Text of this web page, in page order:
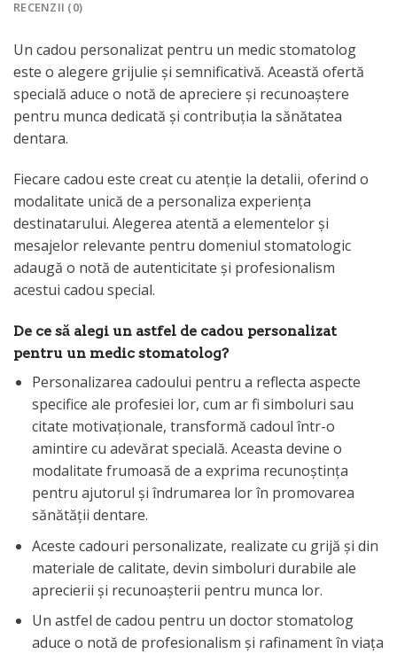
RECENZII (0)
Un cadou personalizat pentru un medic stomatolog
este o alegere grijulie și semnificativă. Această ofertă
specială aduce o notă de apreciere și recunoaștere
pentru munca dedicată și contribuția la sănătatea
dentara.
Fiecare cadou este creat cu atenție la detalii, oferind o
modalitate unică de a personaliza experiența
destinatarului. Alegerea atentă a elementelor și
mesajelor relevante pentru domeniul stomatologic
adaugă o notă de autenticitate și profesionalism
acestui cadou special.
De ce să alegi un astfel de cadou personalizat
pentru un medic stomatolog?
Personalizarea cadoului pentru a reflecta aspecte
specifice ale profesiei lor, cum ar fi simboluri sau
citate motivaționale, transformă cadoul într-o
amintire cu adevărat specială. Aceasta devine o
modalitate frumoasă de a exprima recunoștința
pentru ajutorul și îndrumarea lor în promovarea
sănătății dentare.
Aceste cadouri personalizate, realizate cu grijă și din
materiale de calitate, devin simboluri durabile ale
aprecierii și recunoașterii pentru munca lor.
Un astfel de cadou pentru un doctor stomatolog
aduce o notă de profesionalism și rafinament în viața